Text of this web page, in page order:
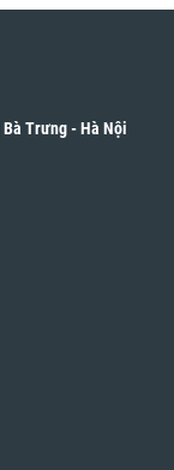
Trưng - Hà Nội